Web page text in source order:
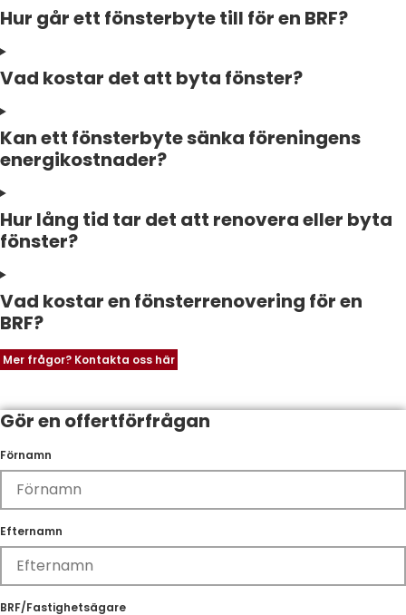
Hur går ett fönsterbyte till för en BRF?
Vad kostar det att byta fönster?
Kan ett fönsterbyte sänka föreningens
energikostnader?
Hur lång tid tar det att renovera eller byta
fönster?
Vad kostar en fönsterrenovering för en
BRF?
Mer frågor? Kontakta oss här
Gör en offertförfrågan
Förnamn
Efternamn
BRF/Fastighetsägare